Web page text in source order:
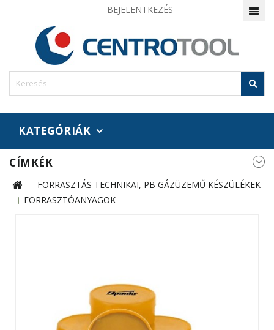
BEJELENTKEZÉS
KATEGÓRIÁK
CÍMKÉK
FORRASZTÁS TECHNIKAI, PB GÁZÜZEMŰ KÉSZÜLÉKEK
FORRASZTÓANYAGOK